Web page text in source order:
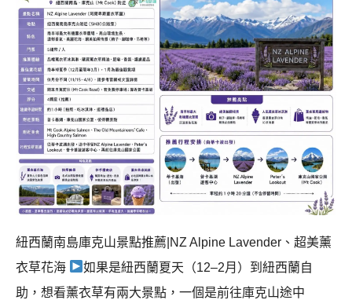
紐西蘭南島庫克山景點推薦|NZ Alpine Lavender、超美薰
衣草花海
如果是紐西蘭夏天（12–2月）到紐西蘭自
助，想看薰衣草有兩大景點，一個是前往庫克山途中